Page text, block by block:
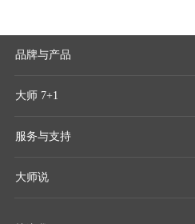
品牌与产品
大师 7+1
服务与支持
大师说